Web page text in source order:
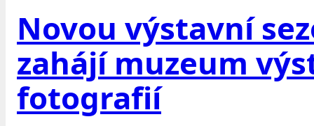
Novou výstavní
zahájí muzeum
fotografií